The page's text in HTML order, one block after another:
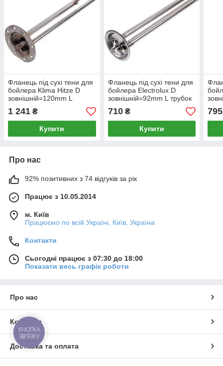
Фланець під сухі тени для
бойлера Klima Hitze D
зовнішній=120mm L
трубок=430/280mm (під
анод M6)
1 241 ₴
Купити
Фланець під сухі тени для
бойлера Electrolux D
зовнішній=92mm L трубок
= 370mm (під анод M6)
710₴
Купити
M6)
795
Про нас
92% позитивних з 74 відгуків за рік
Працює з 10.05.2014
м. Київ
Працюємо по всій Україні, Київ, Україна
Контакти
Сьогодні працює з 07:30 до 18:00
Показати весь графік роботи
Про нас
Контакти
Доставка та оплата
КНОПКА
ЗВ'ЯЗКУ